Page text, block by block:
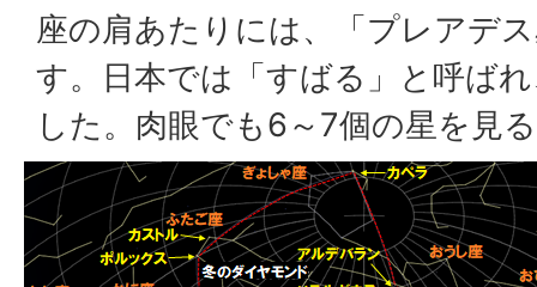
座の肩あたりには、「プレアデ
す。日本では「すばる」と呼ば
した。肉眼でも6～7個の星を見